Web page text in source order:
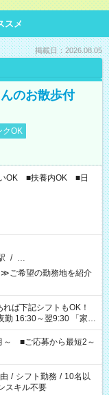
スメ
掲載日：2026.08.05
のお散歩付
クOK
OK ■扶養内OK ■日
/ …
ご希望の勤務地を紹介
～翌9:30 「家族
飯の準備がしたい」
希望を教えてください
で週40時間を超える場
～ ■ご応募から最短2～
/ シフト勤務 / 10名以
スキル不要